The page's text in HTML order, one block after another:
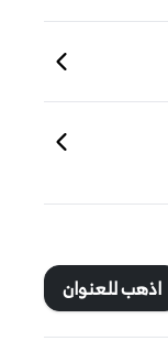
اذهب للعنوان